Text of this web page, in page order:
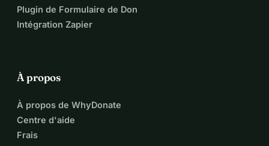
Plugin de Formulaire de Don
Intégration Zapier
À propos
À propos de WhyDonate
Centre d'aide
Frais